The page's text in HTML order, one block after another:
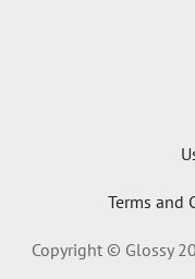
Terms and
Copyright © Glossy